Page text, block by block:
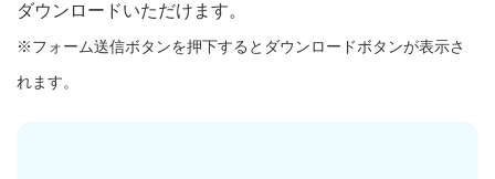
ダウンロードいただけます。
※フォーム送信ボタンを押下するとダウンロードボタンが表示さ
れます。